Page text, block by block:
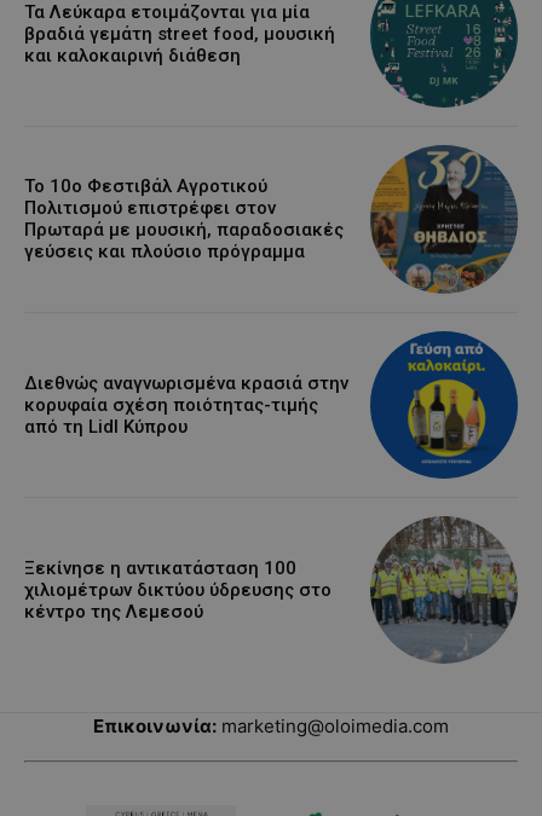
Τα Λεύκαρα ετοιμάζονται για μία
βραδιά γεμάτη street food, μουσική
και καλοκαιρινή διάθεση
Το 10ο Φεστιβάλ Αγροτικού
Πολιτισμού επιστρέφει στον
Πρωταρά με μουσική, παραδοσιακές
γεύσεις και πλούσιο πρόγραμμα
Διεθνώς αναγνωρισμένα κρασιά στην
κορυφαία σχέση ποιότητας-τιμής
από τη Lidl Κύπρου
Ξεκίνησε η αντικατάσταση 100
χιλιομέτρων δικτύου ύδρευσης στο
κέντρο της Λεμεσού
Επικοινωνία: marketing@oloimedia.com